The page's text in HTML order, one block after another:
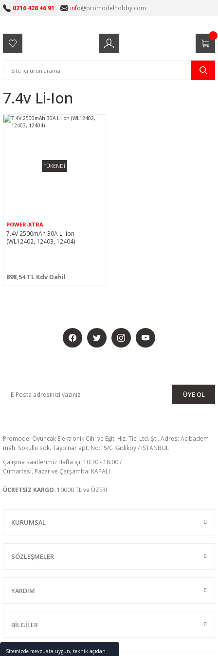
Sitemizde mevzuata uygun, teknik açıdan
0216 428 46 91 info@promodelhobby.com
7.4v Li-Ion
TÜKENDİ
POWER-XTRA
7.4V 2500mAh 30A Li-ion
(WL12402, 12403, 12404)
898,54 TL Kdv Dahil
ÜYE OL
Promodel Oyuncak Elektronik Cih. ve Eğit. Hiz. Tic. Ltd. Şti. Adres: Acıbadem
mah. Sokullu sok. Taşpınar apt. No:15/C Kadıköy / İSTANBUL
Çalışma saatlerimiz Hafta içi: 10:30 - 18:00 /
Cumartesi, Pazar ve Çarşamba: KAPALI
ÜCRETSİZ KARGO: 10000 TL ve ÜZERİ
KURUMSAL
SÖZLEŞMELER
YARDIM
BİLGİLER